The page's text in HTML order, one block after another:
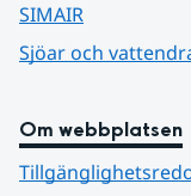
SIMAIR
Sjöar och
Om webbplatsen